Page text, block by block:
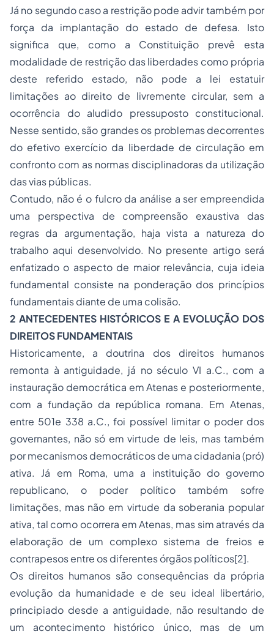
Já no segundo caso a restrição pode advir também por
força da implantação do estado de defesa. Isto
significa que, como a Constituição prevê esta
modalidade de restrição das liberdades como própria
deste referido estado, não pode a lei estatuir
limitações ao direito de livremente circular, sem a
ocorrência do aludido pressuposto constitucional.
Nesse sentido, são grandes os problemas decorrentes
do efetivo exercício da liberdade de circulação em
confronto com as normas disciplinadoras da utilização
das vias públicas.
Contudo, não é o fulcro da análise a ser empreendida
uma perspectiva de compreensão exaustiva das
regras da argumentação, haja vista a natureza do
trabalho aqui desenvolvido. No presente artigo será
enfatizado o aspecto de maior relevância, cuja ideia
fundamental consiste na ponderação dos princípios
fundamentais diante de uma colisão.
2 ANTECEDENTES HISTÓRICOS E A EVOLUÇÃO DOS
DIREITOS FUNDAMENTAIS
Historicamente, a doutrina dos direitos humanos
remonta à antiguidade, já no século VI a.C., com a
instauração democrática em Atenas e posteriormente,
com a fundação da república romana. Em Atenas,
entre 501e 338 a.C., foi possível limitar o poder dos
governantes, não só em virtude de leis, mas também
por mecanismos democráticos de uma cidadania (pró)
ativa. Já em Roma, uma a instituição do governo
republicano, o poder político também sofre
limitações, mas não em virtude da soberania popular
ativa, tal como ocorrera em Atenas, mas sim através da
elaboração de um complexo sistema de freios e
contrapesos entre os diferentes órgãos políticos[2].
Os direitos humanos são consequências da própria
evolução da humanidade e de seu ideal libertário,
principiado desde a antiguidade, não resultando de
um acontecimento histórico único, mas de um